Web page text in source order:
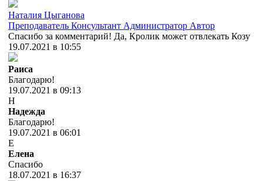
Наталия Цыганова
Преподаватель Консультант Администратор Автор
Спасибо за комментарий! Да, Кролик может отвлекать Козу
19.07.2021 в 10:55
Раиса
Благодарю!
19.07.2021 в 09:13
Н
Надежда
Благодарю!
19.07.2021 в 06:01
Е
Елена
Спасибо
18.07.2021 в 16:37